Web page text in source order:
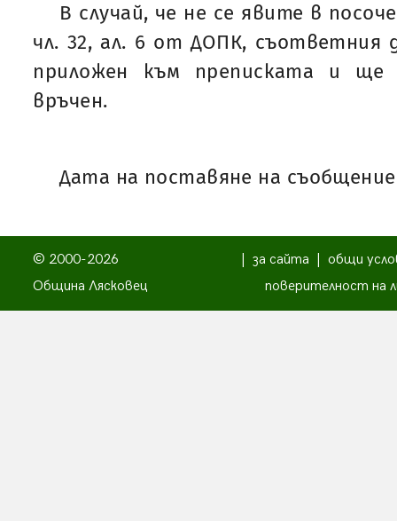
В случай, че не се явите в
чл. 32, ал. 6 от ДОПК,
приложен към преписката и ще
връчен.
Дата на поставяне на
© 2000-2026
Община Лясковец
за сайта
общи
поверителност на